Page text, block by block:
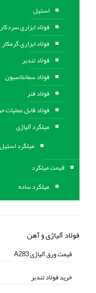
استیل
فولاد ابزاری سردکار
فولاد ابزاری گرمکار
فولاد تندبر
فولاد سمانتاسیون
فولاد فنر
فولاد قابل عملیات
ميلگرد آلیاژی
میلگرد استیل
قیمت میلگرد
میلگرد ساده
فولاد آلیاژی و آهن
قیمت ورق آلیاژی A283
خرید فولاد تندبر